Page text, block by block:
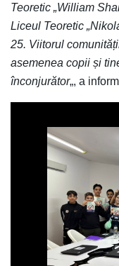
Teoretic „William
Liceul Teoretic
25. Viitorul
asemenea copii și
înconjurător„, a